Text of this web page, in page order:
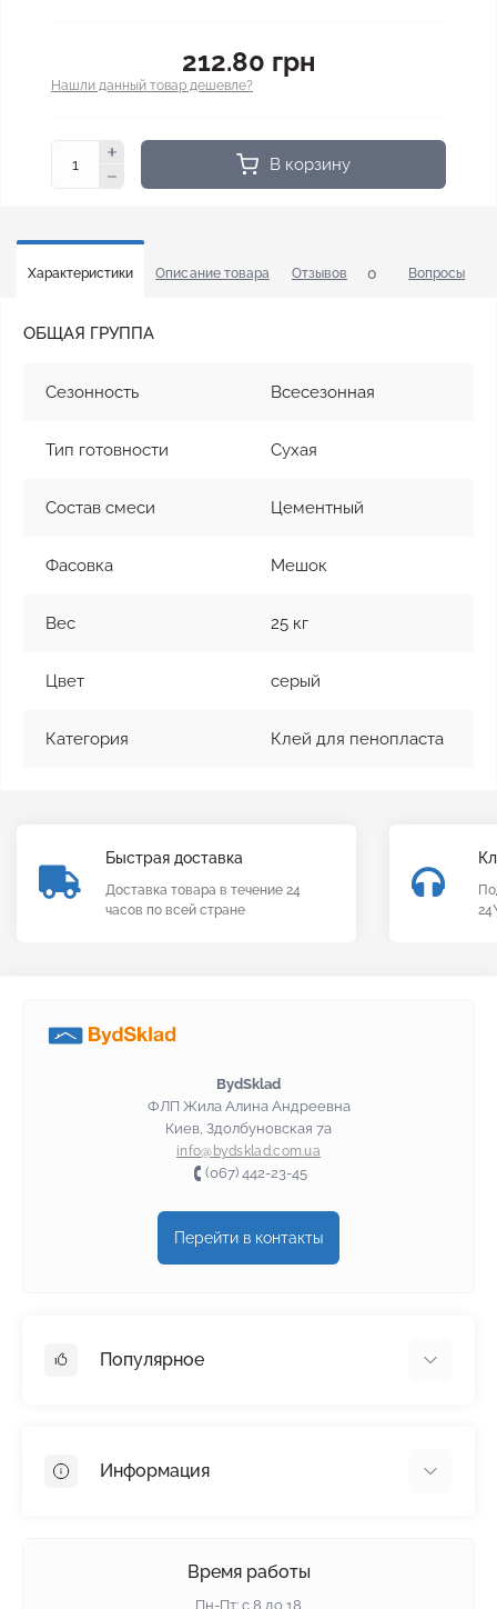
212.80 грн
Нашли данный товар дешевле?
В корзину
Характеристики Описание товара Отзывов 0 Вопросы
ОБЩАЯ ГРУППА
Сезонность Всесезонная
Тип готовности Сухая
Состав смеси Цементный
Фасовка Мешок
Вес 25 кг
Цвет серый
Категория Клей для пенопласта
Быстрая доставка
Доставка товара в течение 24
часов по всей стране
BydSklad
ФЛП Жила Алина Андреевна
Киев, Здолбуновская 7а
info@bydsklad.com.ua
(067) 442-23-45
Перейти в контакты
Популярное
Пенопласт
Информация
Время работы
Пн-Пт: с 8 до 18